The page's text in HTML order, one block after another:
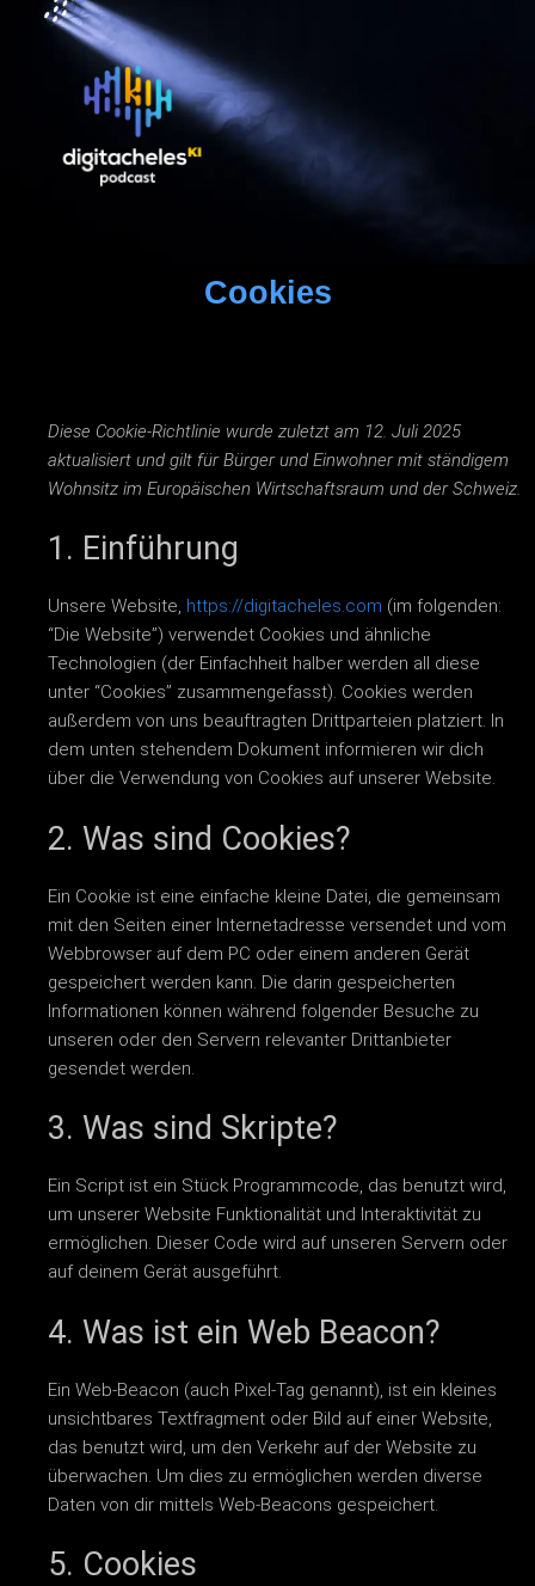
Cookies
Diese Cookie-Richtlinie wurde zuletzt am 12. Juli 2025
aktualisiert und gilt für Bürger und Einwohner mit ständigem
Wohnsitz im Europäischen Wirtschaftsraum und der Schweiz.
1. Einführung
Unsere Website, https://digitacheles.com (im folgenden:
“Die Website”) verwendet Cookies und ähnliche
Technologien (der Einfachheit halber werden all diese
unter “Cookies” zusammengefasst). Cookies werden
außerdem von uns beauftragten Drittparteien platziert. In
dem unten stehendem Dokument informieren wir dich
über die Verwendung von Cookies auf unserer Website.
2. Was sind Cookies?
Ein Cookie ist eine einfache kleine Datei, die gemeinsam
mit den Seiten einer Internetadresse versendet und vom
Webbrowser auf dem PC oder einem anderen Gerät
gespeichert werden kann. Die darin gespeicherten
Informationen können während folgender Besuche zu
unseren oder den Servern relevanter Drittanbieter
gesendet werden.
3. Was sind Skripte?
Ein Script ist ein Stück Programmcode, das benutzt wird,
um unserer Website Funktionalität und Interaktivität zu
ermöglichen. Dieser Code wird auf unseren Servern oder
auf deinem Gerät ausgeführt.
4. Was ist ein Web Beacon?
Ein Web-Beacon (auch Pixel-Tag genannt), ist ein kleines
unsichtbares Textfragment oder Bild auf einer Website,
das benutzt wird, um den Verkehr auf der Website zu
überwachen. Um dies zu ermöglichen werden diverse
Daten von dir mittels Web-Beacons gespeichert.
5. Cookies